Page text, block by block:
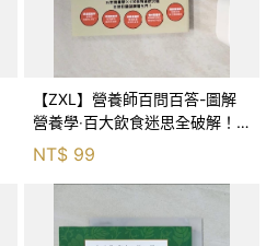
【ZXL】營養師百問百答-圖解
營養學‧百大飲食迷思全破解！_
劉素櫻
NT$ 99